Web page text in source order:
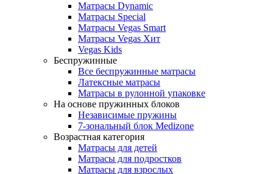
Матрасы Dynamic
Матрасы Special
Матрасы Vegas Smart
Матрасы Vegas Хит
Vegas Kids
Беспружинные
Все беспружинные матрасы
Латексные матрасы
Матрасы в рулонной упаковке
На основе пружинных блоков
Независимые пружины
7-зональный блок Medizone
Возрастная категория
Матрасы для детей
Матрасы для подростков
Матрасы для взрослых